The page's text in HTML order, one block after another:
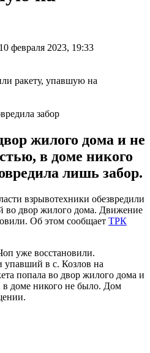
февраля 2023, 19:33
забор
жилого дома и не
в доме никого
лишь забор.
взрывотехники обезвредили
во двор жилого дома. Движение
Об этом сообщает ТРК
уже восстановили.
упавший в с. Козлов на
попала во двор жилого дома и
в доме никого не было. Дом